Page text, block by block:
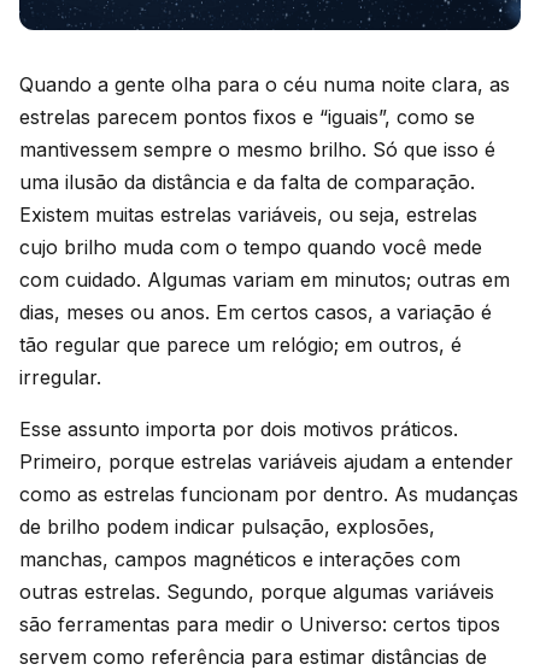
Quando a gente olha para o céu numa noite clara, as
estrelas parecem pontos fixos e “iguais”, como se
mantivessem sempre o mesmo brilho. Só que isso é
uma ilusão da distância e da falta de comparação.
Existem muitas estrelas variáveis, ou seja, estrelas
cujo brilho muda com o tempo quando você mede
com cuidado. Algumas variam em minutos; outras em
dias, meses ou anos. Em certos casos, a variação é
tão regular que parece um relógio; em outros, é
irregular.
Esse assunto importa por dois motivos práticos.
Primeiro, porque estrelas variáveis ajudam a entender
como as estrelas funcionam por dentro. As mudanças
de brilho podem indicar pulsação, explosões,
manchas, campos magnéticos e interações com
outras estrelas. Segundo, porque algumas variáveis
são ferramentas para medir o Universo: certos tipos
servem como referência para estimar distâncias de